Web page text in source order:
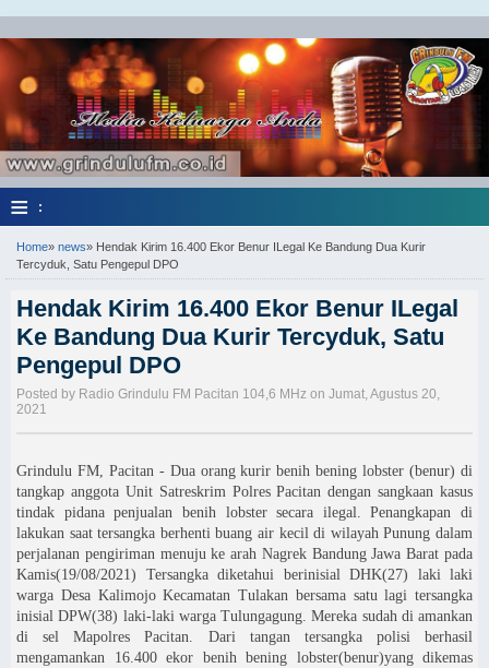
≡ :
Home» news» Hendak Kirim 16.400 Ekor Benur ILegal Ke Bandung Dua Kurir
Tercyduk, Satu Pengepul DPO
Hendak Kirim 16.400 Ekor Benur ILegal
Ke Bandung Dua Kurir Tercyduk, Satu
Pengepul DPO
Posted by Radio Grindulu FM Pacitan 104,6 MHz on Jumat, Agustus 20,
2021
Grindulu FM, Pacitan - Dua orang kurir benih bening lobster (benur) di
tangkap anggota Unit Satreskrim Polres Pacitan dengan sangkaan kasus
tindak pidana penjualan benih lobster secara ilegal. Penangkapan di
lakukan saat tersangka berhenti buang air kecil di wilayah Punung dalam
perjalanan pengiriman menuju ke arah Nagrek Bandung Jawa Barat pada
Kamis(19/08/2021) Tersangka diketahui berinisial DHK(27) laki laki
warga Desa Kalimojo Kecamatan Tulakan bersama satu lagi tersangka
inisial DPW(38) laki-laki warga Tulungagung. Mereka sudah di amankan
di sel Mapolres Pacitan. Dari tangan tersangka polisi berhasil
mengamankan 16.400 ekor benih bening lobster(benur)yang dikemas